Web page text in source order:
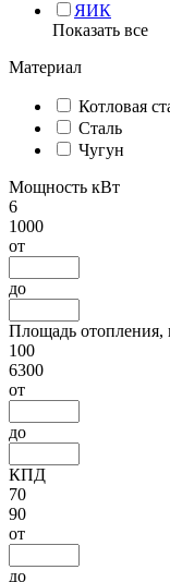
ЯИК
Показать все
Материал
Котловая
Сталь
Чугун
Мощность кВт
6
1000
от
до
Площадь отопления,
100
6300
от
до
КПД
70
90
от
до